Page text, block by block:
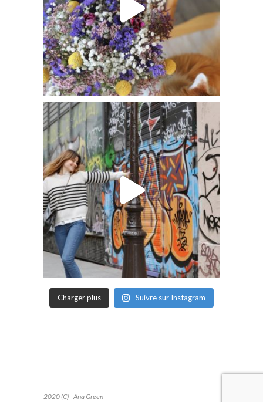
Charger plus Suivre sur Instagram
2020 (C) - Ana Green